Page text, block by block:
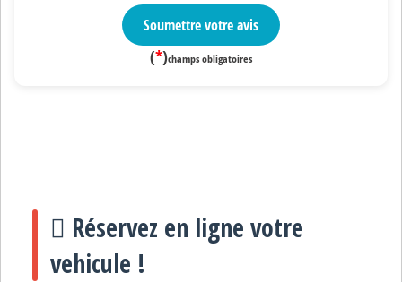
Soumettre votre avis
(*)champs obligatoires
Réservez en ligne votre
vehicule !